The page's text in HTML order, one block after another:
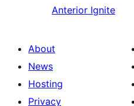
Anterior Ignite
About
News
Hosting
Privacy